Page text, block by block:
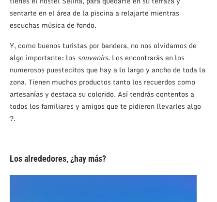
sentarte en el área de la piscina a relajarte mientras
escuchas música de fondo.
Y, como buenos turistas por bandera, no nos olvidamos de
algo importante: los souvenirs. Los encontrarás en los
numerosos puestecitos que hay a lo largo y ancho de toda la
zona. Tienen muchos productos tanto los recuerdos como
artesanías y destaca su colorido. Así tendrás contentos a
todos los familiares y amigos que te pidieron llevarles algo
?.
Los alrededores, ¿hay más?